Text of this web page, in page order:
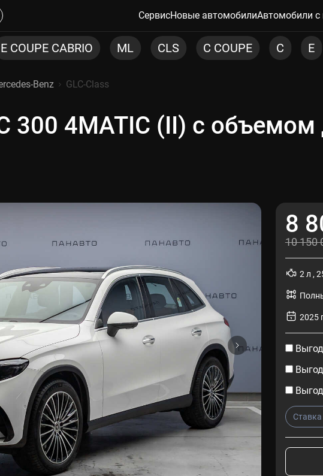
СервисНовые автомобилиАвтомобили с
ML CLS C COUPE C E EQE SUV G
Benz GLC-Class
300 4MATIC (II) с объемом
8
10 150
2 л ,
2025
Ставка